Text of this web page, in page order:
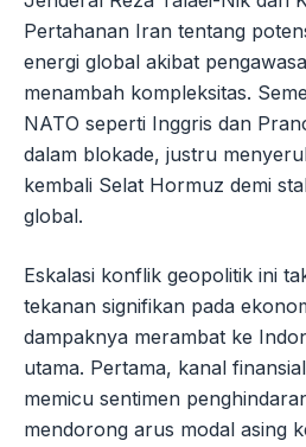
Pertahanan Iran tentang
energi global akibat
menambah kompleksitas.
NATO seperti Inggris dan
dalam blokade, justru
kembali Selat Hormuz demi
global.
Eskalasi konflik geopolitik ini
tekanan signifikan pada
dampaknya merambat ke
utama. Pertama, kanal
memicu sentimen
mendorong arus modal asing